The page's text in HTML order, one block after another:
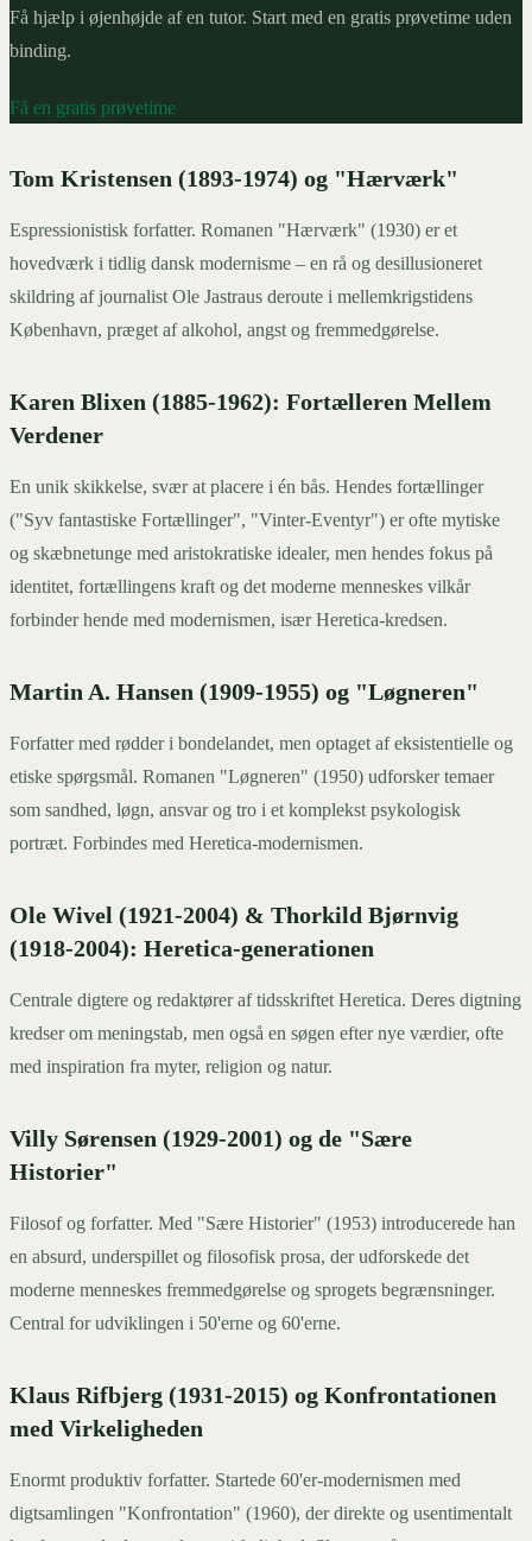
Få hjælp i øjenhøjde af en tutor. Start med en gratis prøvetime uden
binding.
Få en gratis prøvetime
Tom Kristensen (1893-1974) og "Hærværk"
Espressionistisk forfatter. Romanen "Hærværk" (1930) er et
hovedværk i tidlig dansk modernisme – en rå og desillusioneret
skildring af journalist Ole Jastraus deroute i mellemkrigstidens
København, præget af alkohol, angst og fremmedgørelse.
Karen Blixen (1885-1962): Fortælleren Mellem
Verdener
En unik skikkelse, svær at placere i én bås. Hendes fortællinger
("Syv fantastiske Fortællinger", "Vinter-Eventyr") er ofte mytiske
og skæbnetunge med aristokratiske idealer, men hendes fokus på
identitet, fortællingens kraft og det moderne menneskes vilkår
forbinder hende med modernismen, især Heretica-kredsen.
Martin A. Hansen (1909-1955) og "Løgneren"
Forfatter med rødder i bondelandet, men optaget af eksistentielle og
etiske spørgsmål. Romanen "Løgneren" (1950) udforsker temaer
som sandhed, løgn, ansvar og tro i et komplekst psykologisk
portræt. Forbindes med Heretica-modernismen.
Ole Wivel (1921-2004) & Thorkild Bjørnvig
(1918-2004): Heretica-generationen
Centrale digtere og redaktører af tidsskriftet Heretica. Deres digtning
kredser om meningstab, men også en søgen efter nye værdier, ofte
med inspiration fra myter, religion og natur.
Villy Sørensen (1929-2001) og de "Sære
Historier"
Filosof og forfatter. Med "Sære Historier" (1953) introducerede han
en absurd, underspillet og filosofisk prosa, der udforskede det
moderne menneskes fremmedgørelse og sprogets begrænsninger.
Central for udviklingen i 50'erne og 60'erne.
Klaus Rifbjerg (1931-2015) og Konfrontationen
med Virkeligheden
Enormt produktiv forfatter. Startede 60'er-modernismen med
digtsamlingen "Konfrontation" (1960), der direkte og usentimentalt